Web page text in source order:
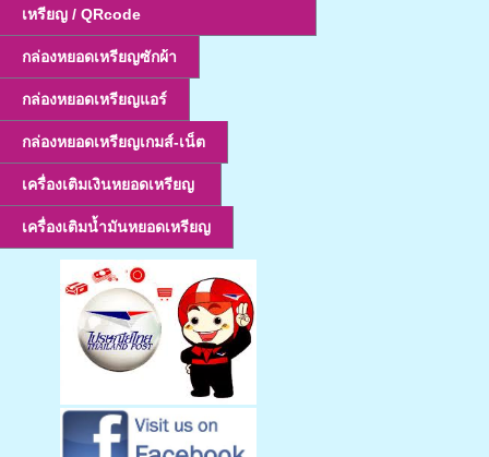
เหรียญ / QRcode
กล่องหยอดเหรียญซักผ้า
กล่องหยอดเหรียญแอร์
กล่องหยอดเหรียญเกมส์-เน็ต
เครื่องเติมเงินหยอดเหรียญ
เครื่องเติมน้ำมันหยอดเหรียญ